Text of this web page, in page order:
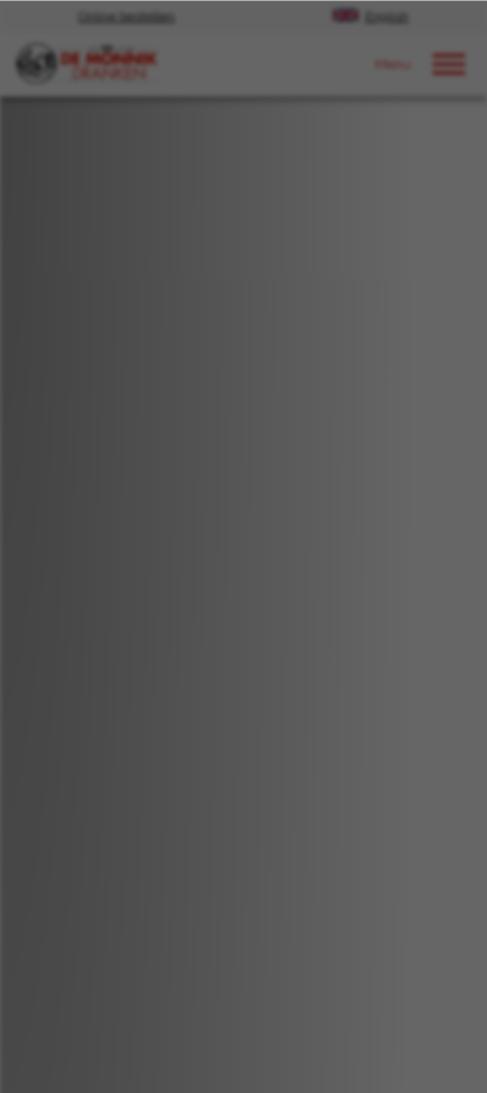
Online bestellen English